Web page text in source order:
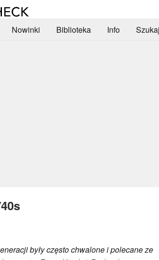
Nowinki Biblioteka Info
były często chwalone i polecane ze